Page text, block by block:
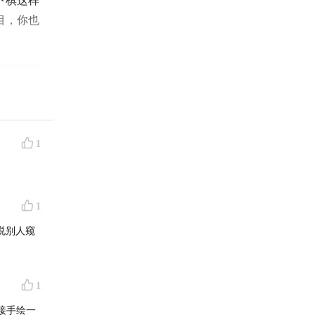
，你也
1
1
别人窥
1
手绘一